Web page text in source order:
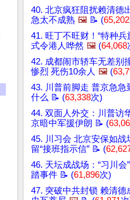
40. 北京疯狂阻扰赖清德
急太不成熟 🖼️ 📝 (65,202
41. 旺丁不旺财！“特种兵
式令港人哗然 🖼️ (64,068
42. 成都闹市轿车无差别
惨烈 死伤10余人 🖼️ (
43. 川普前脚走 普京急急
什么 📝 (63,338次)
44. 双面人外交：川普访
京暗中军援伊朗 📝 (
45. 川习会 北京安保如战
留“接班指示信” 📝 (
46. 天坛成战场：“习川会
踏事件 📝 (61,896次)
47. 突破中共封锁 赖清德